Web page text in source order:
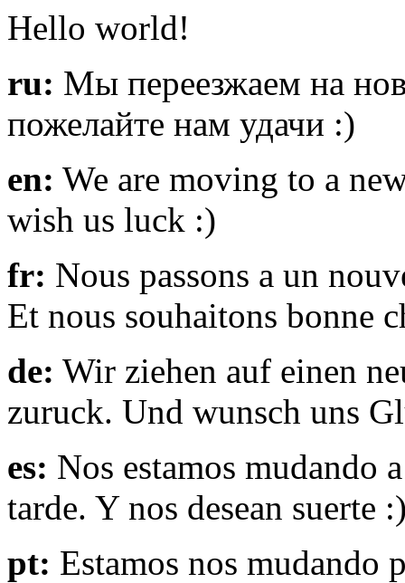
Hello world!
ru: Мы переезжаем на
пожелайте нам удачи :)
en: We are moving to a
wish us luck :)
fr: Nous passons a un
Et nous souhaitons bonne
de: Wir ziehen auf einen
zuruck. Und wunsch uns
es: Nos estamos mudando
tarde. Y nos desean suerte
pt: Estamos nos mudando